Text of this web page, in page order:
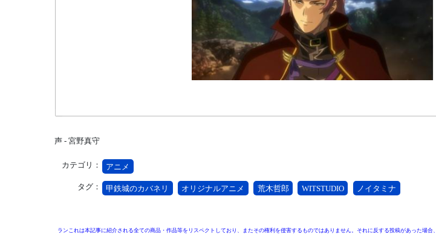
声 - 宮野真守
カテゴリ： アニメ
タグ： 甲鉄城のカバネリ オリジナルアニメ 荒木哲郎 WITSTUDIO ノイタミナ
ランこれは本記事に紹介される全ての商品・作品等をリスペクトしており、またその権利を侵害するものではありません。それに反する投稿があった場合、